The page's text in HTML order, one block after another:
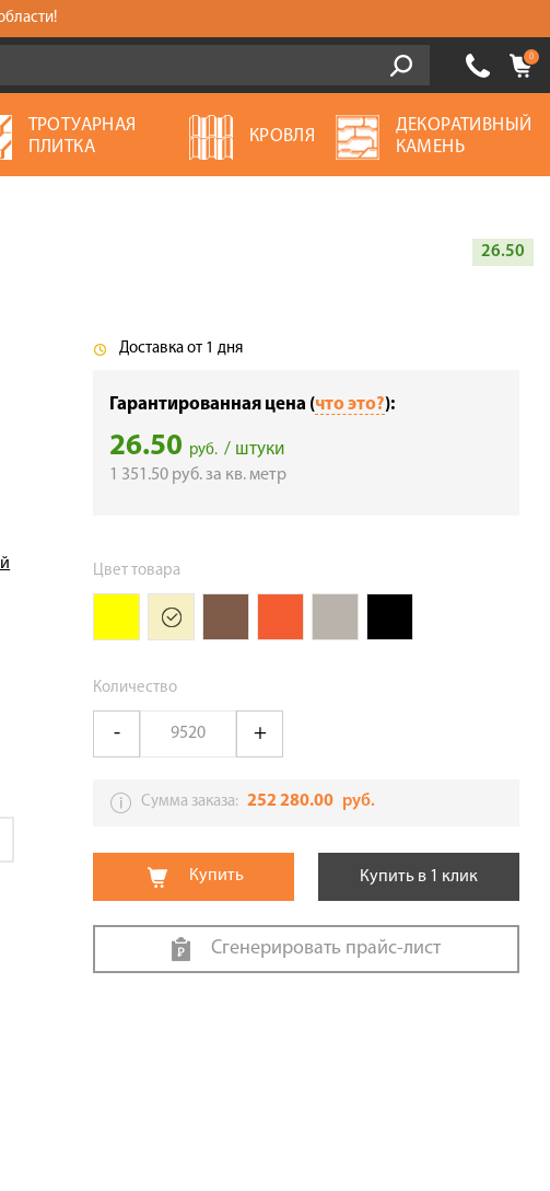
0
ТРОТУАРНАЯ
ПЛИТКА
КРОВЛЯ
ДЕКОРАТИВНЫЙ
КАМЕНЬ
26.50
Доставка от 1 дня
Гарантированная цена (что это?):
26.50 руб. / штуки
1 351.50 руб.за кв. метр
Цвет товара
Количество
Сумма заказа: 252 280.00руб.
Купить Купить в 1 клик
Сгенерировать прайс-лист